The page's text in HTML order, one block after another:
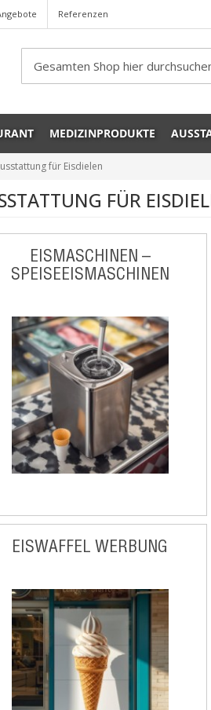
Referenzen
Search
MEDIZINPRODUKTE
für Eisdielen
FÜR
EISMASCHINEN –
SPEISEEISMASCHINEN
EISWAFFEL WERBUNG